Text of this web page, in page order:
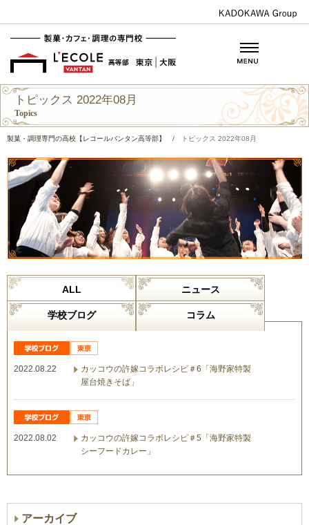
トピックス 2022年08月
Topics
製菓・調理専門の高校【レコールバンタン高等部】 / トピックス 2022年08月
ALL ニュース
学校ブログ コラム
2022.08.22
カッコウの許嫁コラボレシピ＃6「海野家特製
屋台焼きそば」
2022.08.02
カッコウの許嫁コラボレシピ＃5「海野家特製
シーフードカレー」
アーカイブ